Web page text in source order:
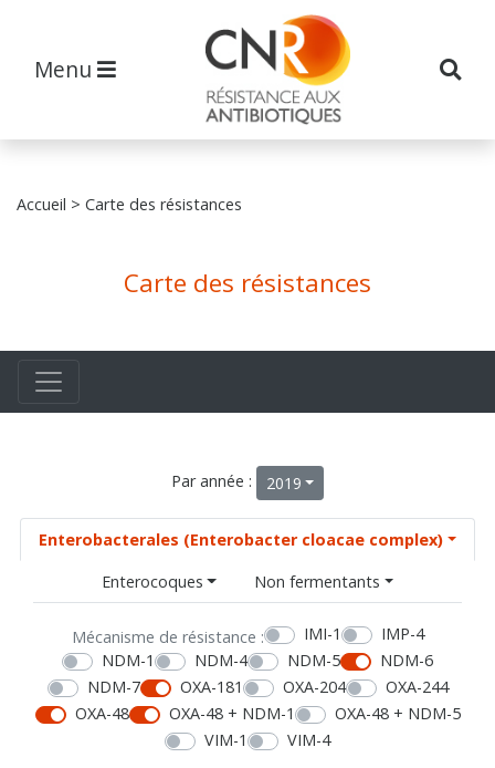
Menu
Accueil > Carte des résistances
Carte des résistances
Par année : 2019
Enterobacterales (Enterobacter cloacae complex)
Enterocoques
Non fermentants
Mécanisme de résistance : IMI-1
IMP-4
NDM-1
NDM-4 NDM-5
NDM-6
NDM-7
OXA-181 OXA-204
OXA-244
OXA-48
OXA-48 + NDM-1
OXA-48 + NDM-5
VIM-1
VIM-4